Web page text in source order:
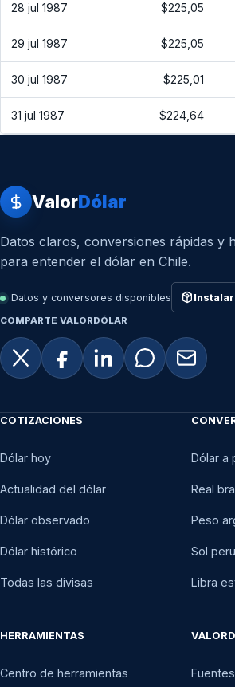
28 jul 1987 $225,05
29 jul 1987 $225,05
30 jul 1987 $225,01
31 jul 1987 $224,64
ValorDólar
Datos claros, conversiones rápidas y
para entender el dólar en Chile.
Datos y conversores disponibles
COMPARTE VALORDÓLAR
COTIZACIONES
Dólar hoy
Actualidad del dólar
Dólar observado
Dólar histórico
Todas las divisas
Dólar a
Real
Peso
Sol
Libra
HERRAMIENTAS
Centro de herramientas